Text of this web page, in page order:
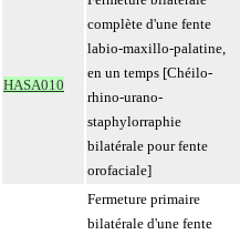
HASA010
complète d'une fente
labio-maxillo-palatine,
en un temps [Chéilo-
rhino-urano-
staphylorraphie
bilatérale pour fente
orofaciale]
Fermeture primaire
bilatérale d'une fente